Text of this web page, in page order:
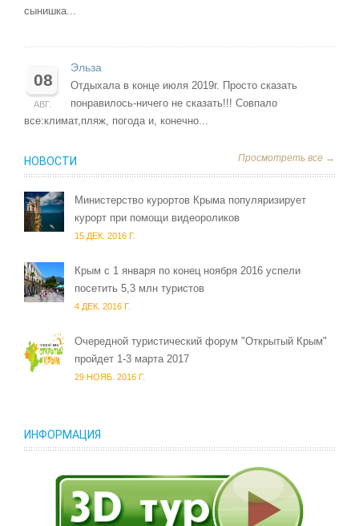
сынишка...
08
АВГ.
Эльза
Отдыхала в конце июля 2019г. Просто сказать
понравилось-ничего не сказать!!! Совпало
все:климат,пляж, погода и, конечно...
НОВОСТИ Просмотреть все →
Министерство курортов Крыма популяризирует
курорт при помощи видеороликов
15 ДЕК. 2016 Г.
Крым c 1 января по конец ноября 2016 успели
посетить 5,3 млн туристов
4 ДЕК. 2016 Г.
Очередной туристический форум "Открытый Крым"
пройдет 1-3 марта 2017
29 НОЯБ. 2016 Г.
ИНФОРМАЦИЯ